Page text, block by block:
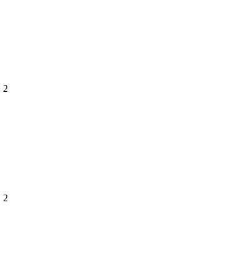
2
2